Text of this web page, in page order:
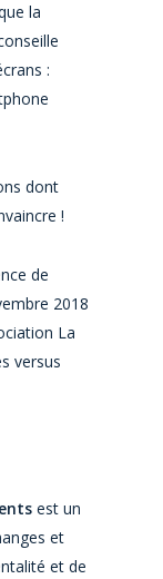
la
:
dont
!
de
2018
La
versus
est un
et
et de